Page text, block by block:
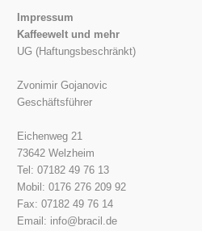
Impressum
Kaffeewelt und mehr
UG (Haftungsbeschränkt)
Zvonimir Gojanovic
Geschäftsführer
Eichenweg 21
73642 Welzheim
Tel: 07182 49 76 13
Mobil: 0176 276 209 92
Fax: 07182 49 76 14
Email: info@bracil.de